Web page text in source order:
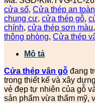
cửa sổ, Cửa thép an toàn
chung cư, cửa thép gỗ,
chính, cửa thép sơn màu,
thông phòng, Cửa thép
Mô tả
Cửa thép vân gỗ đang
trong thiết kế và xây
vẻ đẹp tự nhiên của gỗ
sản phẩm vừa thẩm mỹ,